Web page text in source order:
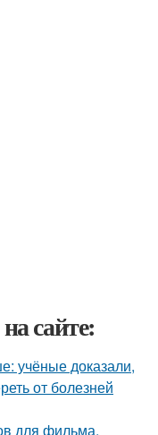
сайте:
учёные доказали,
от болезней
для фильма.